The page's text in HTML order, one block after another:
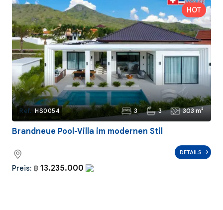
Ref.: HS0054 3 3 303 m²
Brandneue Pool-Villa im modernen Stil
Preis: ฿ 13.235.000
DETAILS